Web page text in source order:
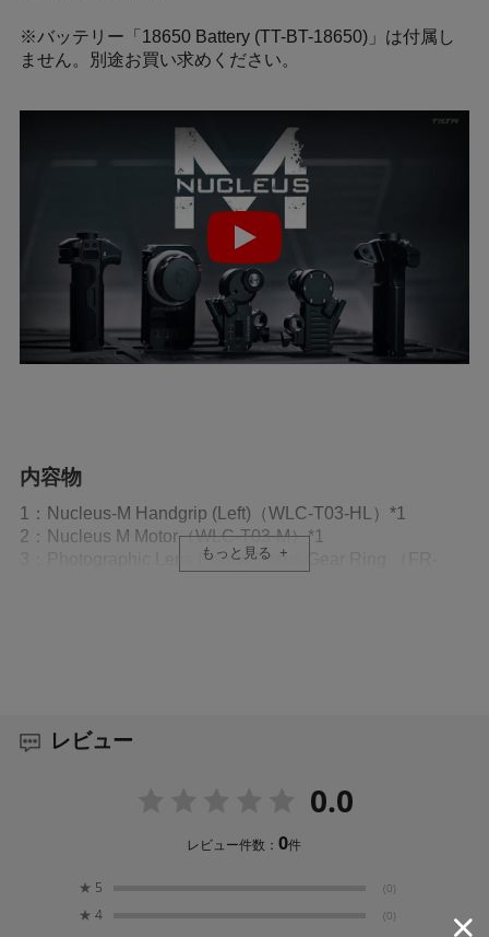
※バッテリー「18650 Battery (TT-BT-18650)」は付属し
ません。別途お買い求めください。
内容物
1：Nucleus-M Handgrip (Left)（WLC-T03-HL）*1
2：Nucleus M Motor（WLC-T03-M）*1
3：Photographic Lens Follow Focus Gear Ring （FR-
7：Alley key（199-000000-009）*1
11：Soft safety package（WLC-T03-SCC）*1
12：Nucleus M Dual battery charger（WLC-T03-BC2）*1
もっと見る
レビュー
0.0
レビュー件数：0件
★ 5 (0)
★ 4 (0)